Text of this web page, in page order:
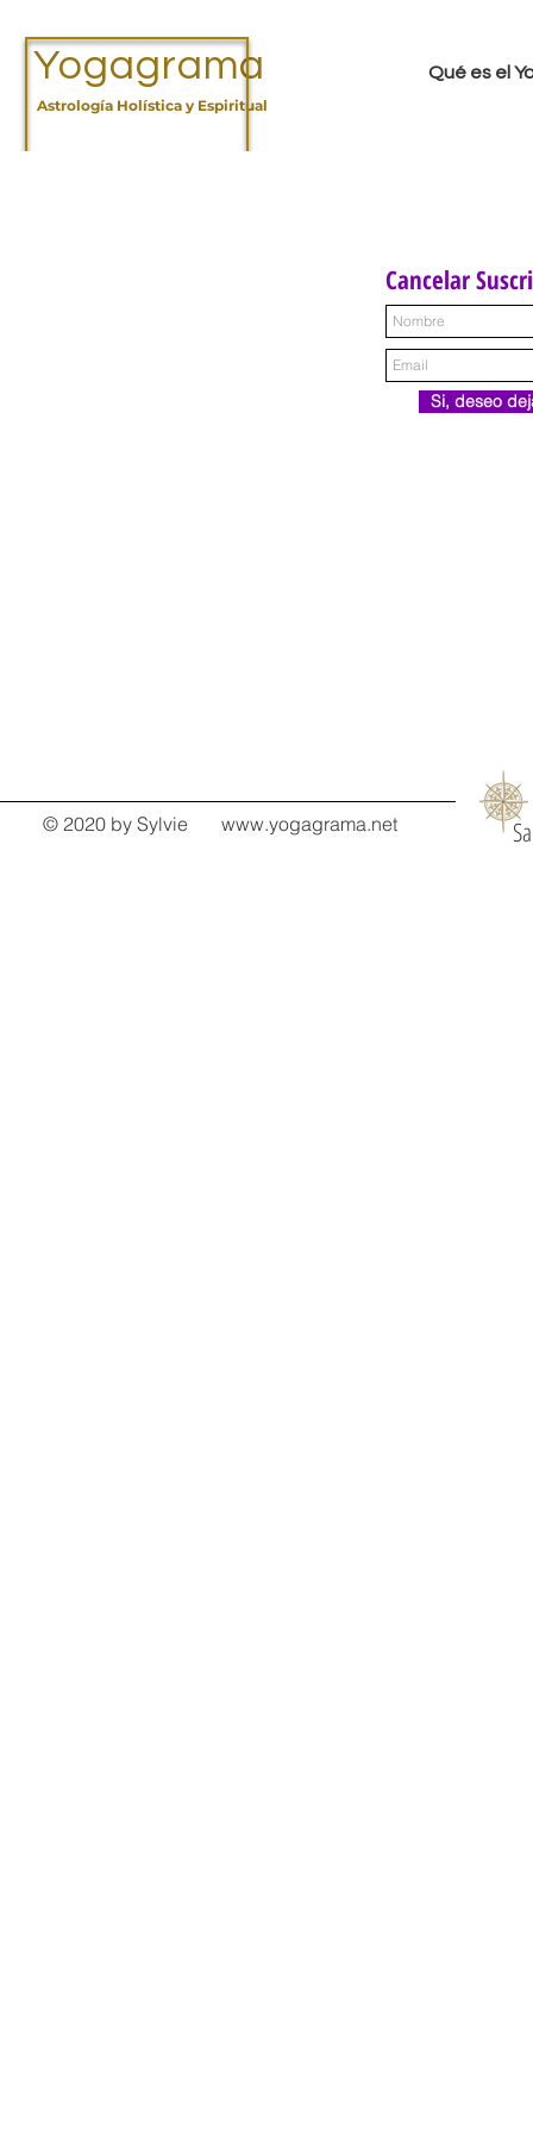
Yogagrama
Astrología Holística y Espiritual
Qué es el
Cancelar
Si, deseo
© 2020 by Sylvie www.yogagrama.net